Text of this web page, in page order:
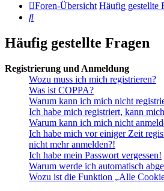
Foren-Übersicht Häufig gestellte
Suche
Häufig gestellte Fragen
Registrierung und Anmeldung
Wozu muss ich mich registrieren?
Was ist COPPA?
Warum kann ich mich nicht
Ich habe mich registriert, kann
Warum kann ich mich nicht
Ich habe mich vor einiger Zeit
nicht mehr anmelden?!
Ich habe mein Passwort vergessen!
Warum werde ich automatisch
Wozu ist die Funktion „Alle